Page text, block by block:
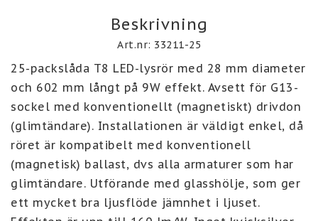
Beskrivning
Art.nr: 33211-25
25-packslåda T8 LED-lysrör med 28 mm diameter
och 602 mm långt på 9W effekt. Avsett för G13-
sockel med konventionellt (magnetiskt) drivdon
(glimtändare). Installationen är väldigt enkel, då
röret är kompatibelt med konventionell
(magnetisk) ballast, dvs alla armaturer som har
glimtändare. Utförande med glasshölje, som ger
ett mycket bra ljusflöde jämnhet i ljuset.